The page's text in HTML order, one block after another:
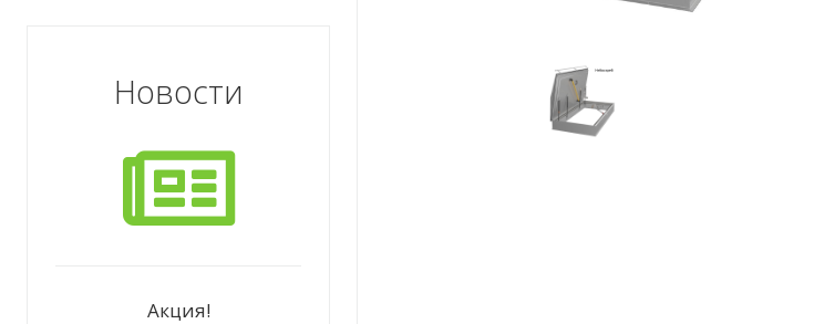
Новости
Акция!